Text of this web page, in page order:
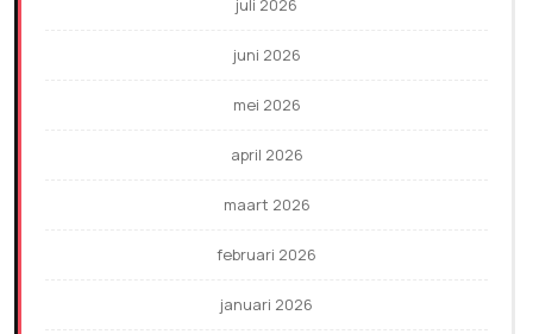
juli 2026
juni 2026
mei 2026
april 2026
maart 2026
februari 2026
januari 2026